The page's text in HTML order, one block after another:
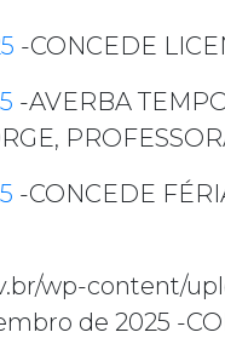
-CONCEDE
-AVERBA
-CONCEDE
wp-content/
de 2025 -